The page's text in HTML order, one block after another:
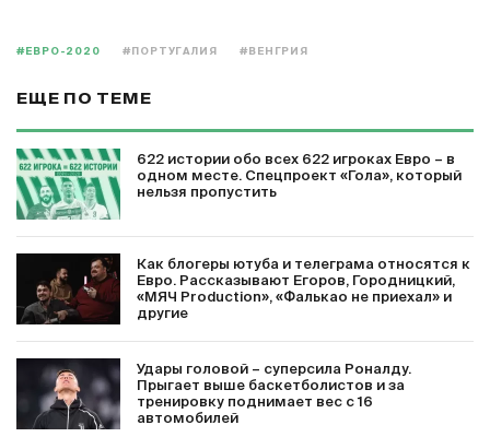
#ЕВРО-2020 #ПОРТУГАЛИЯ #ВЕНГРИЯ
ЕЩЕ ПО ТЕМЕ
622 истории обо всех 622 игроках Евро – в
одном месте. Спецпроект «Гола», который
нельзя пропустить
Как блогеры ютуба и телеграма относятся к
Евро. Рассказывают Егоров, Городницкий,
«МЯЧ Production», «Фалькао не приехал» и
другие
Удары головой – суперсила Роналду.
Прыгает выше баскетболистов и за
тренировку поднимает вес с 16
автомобилей